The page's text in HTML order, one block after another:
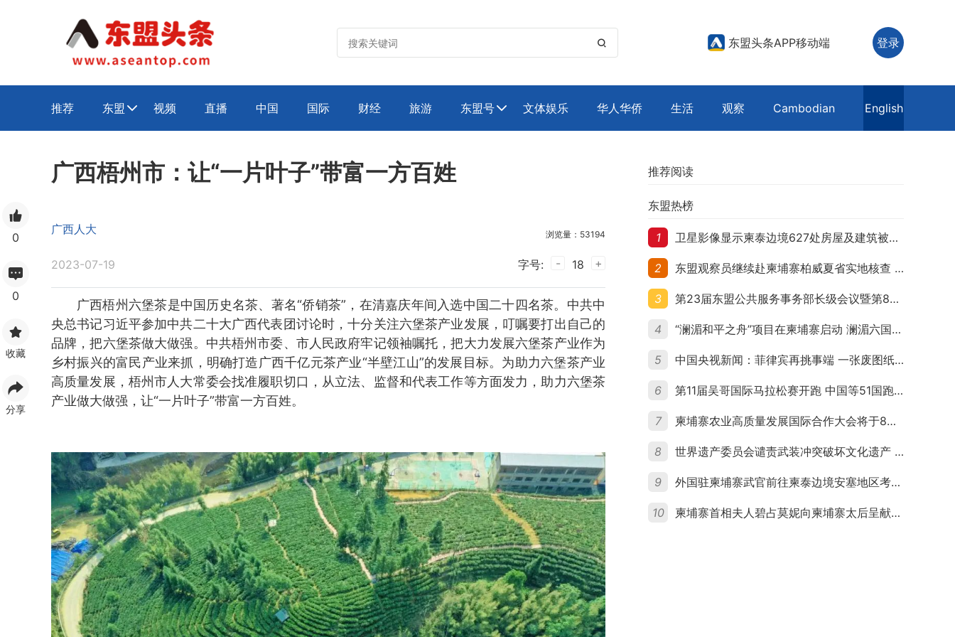
 东盟头条APP移动端 登录
推荐 东盟  视频 直播 中国 国际 财经 旅游 东盟号 文体娱乐 华人华侨 生活 观察 Cambodian English
0
0
收藏
分享
广西梧州市：让“一片叶子”带富一方百姓
广西人大 浏览量：53194
2023-07-19 字号: - 18 +
广西梧州六堡茶是中国历史名茶、著名“侨销茶”，在清嘉庆年间入选中国二十四名茶。中共中
央总书记习近平参加中共二十大广西代表团讨论时，十分关注六堡茶产业发展，叮嘱要打出自己的
品牌，把六堡茶做大做强。中共梧州市委、市人民政府牢记领袖嘱托，把大力发展六堡茶产业作为
乡村振兴的富民产业来抓，明确打造广西千亿元茶产业“半壁江山”的发展目标。为助力六堡茶产业
高质量发展，梧州市人大常委会找准履职切口，从立法、监督和代表工作等方面发力，助力六堡茶
产业做大做强，让“一片叶子”带富一方百姓。
推荐阅读
东盟热榜
1 卫星影像显示柬泰边境627处房屋及建筑被夷平 人权组织呼吁保护平民财产
2 东盟观察员继续赴柬埔寨柏威夏省实地核查 走访遭袭柬埔寨平民村庄
3 第23届东盟公共服务事务部长级会议暨第8届东盟与中日韩公共服务事务部长级会议在柬埔寨暹粒开幕
4 “澜湄和平之舟”项目在柬埔寨启动 澜湄六国青年共话和平与发展
5 中国央视新闻：菲律宾再挑事端 一张废图纸划不走中国黄岩岛
6 第11届吴哥国际马拉松赛开跑 中国等51国跑者齐聚暹粒
7 柬埔寨农业高质量发展国际合作大会将于8月20日举行
8 世界遗产委员会谴责武装冲突破坏文化遗产 柬埔寨呼吁依法追责并加强国际合作
9 外国驻柬埔寨武官前往柬泰边境安塞地区考察 柬方介绍“危险握手”事件及边境情况
10 柬埔寨首相夫人碧占莫妮向柬埔寨太后呈献世界女童军“卓越领袖奖”